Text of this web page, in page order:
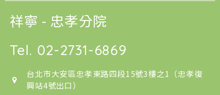
祥寧 - 忠孝分院
Tel. 02-2731-6869
台北市大安區忠孝東路四段15號3樓之1（忠孝復
興站4號出口）